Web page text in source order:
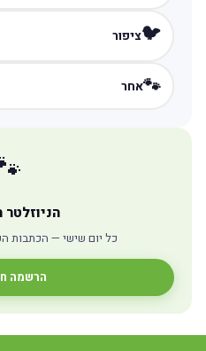
🐦ציפור
🐾אחר
כל יום שישי — הכתבות
הרשמה